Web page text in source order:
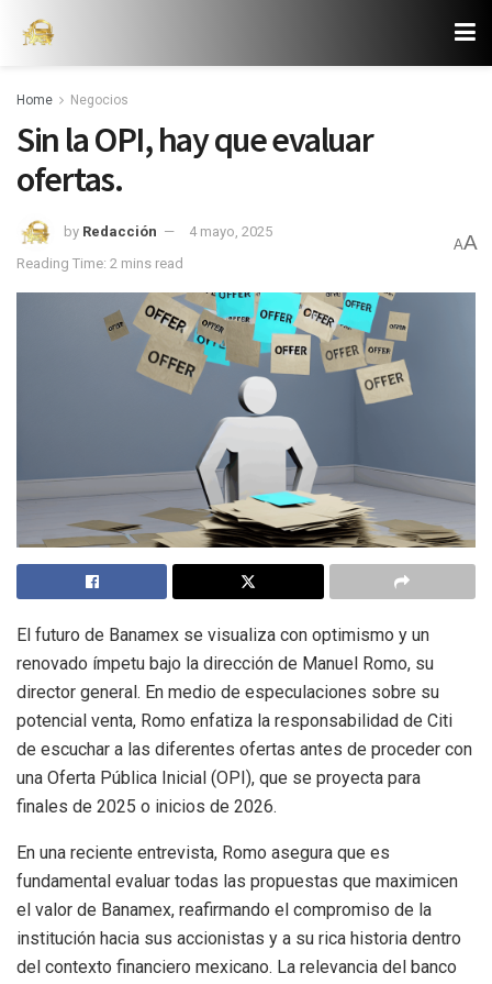
Home Negocios
Sin la OPI, hay que evaluar
ofertas.
by Redacción
4 mayo, 2025
Reading Time: 2 mins read
AA
El futuro de Banamex se visualiza con optimismo y un
renovado ímpetu bajo la dirección de Manuel Romo, su
director general. En medio de especulaciones sobre su
potencial venta, Romo enfatiza la responsabilidad de Citi
de escuchar a las diferentes ofertas antes de proceder con
una Oferta Pública Inicial (OPI), que se proyecta para
finales de 2025 o inicios de 2026.
En una reciente entrevista, Romo asegura que es
fundamental evaluar todas las propuestas que maximicen
el valor de Banamex, reafirmando el compromiso de la
institución hacia sus accionistas y a su rica historia dentro
del contexto financiero mexicano. La relevancia del banco